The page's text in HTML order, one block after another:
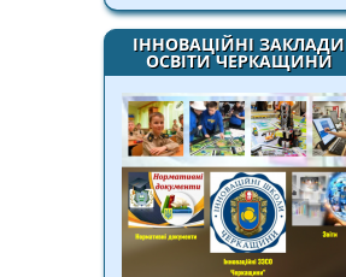
ІННОВАЦІЙНІ ЗАКЛАДИ
ОСВІТИ ЧЕРКАЩИНИ